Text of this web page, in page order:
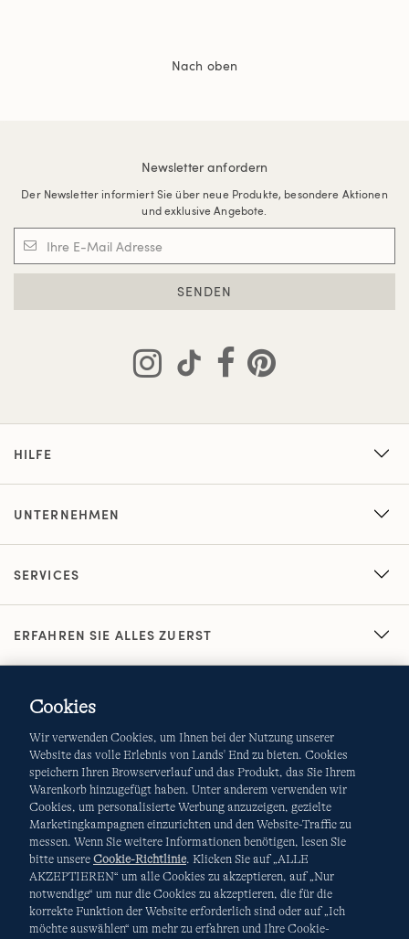
Nach oben
Newsletter anfordern
Der Newsletter informiert Sie über neue Produkte, besondere Aktionen
und exklusive Angebote.
SENDEN
HILFE
UNTERNEHMEN
SERVICES
ERFAHREN SIE ALLES ZUERST
AGB Datenschutz & Sicherheit
Cookies-Ich möchte auswählen Site Map
Internationale Websites
Diese Website ist durch reCAPTCHA geschützt. Es gelten die
Cookies
Wir verwenden Cookies, um Ihnen bei der Nutzung unserer
Website das volle Erlebnis von Lands' End zu bieten. Cookies
speichern Ihren Browserverlauf und das Produkt, das Sie Ihrem
Warenkorb hinzugefügt haben. Unter anderem verwenden wir
Cookies, um personalisierte Werbung anzuzeigen, gezielte
Marketingkampagnen einzurichten und den Website-Traffic zu
messen. Wenn Sie weitere Informationen benötigen, lesen Sie
bitte unsere Cookie-Richtlinie. Klicken Sie auf „ALLE
AKZEPTIEREN“ um alle Cookies zu akzeptieren, auf „Nur
notwendige“ um nur die Cookies zu akzeptieren, die für die
korrekte Funktion der Website erforderlich sind oder auf „Ich
möchte auswählen“ um mehr zu erfahren und Ihre Cookie-